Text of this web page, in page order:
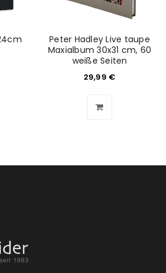
Peter Hadley Live taupe
Maxialbum 30x31 cm, 60
weiße Seiten
29,99 €